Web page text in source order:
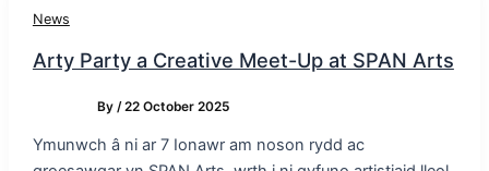
News
Arty Party a Creative Meet-Up at SPAN Arts
By /22 October 2025
Ymunwch â ni ar 7 Ionawr am noson rydd ac